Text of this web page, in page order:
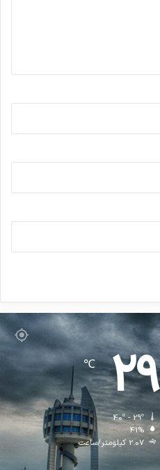
29
℃
40º - 29º
41%
2.07 کیلومتر/ساعت